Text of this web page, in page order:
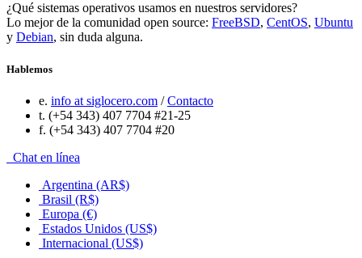
¿Qué sistemas operativos usamos en nuestros servidores?
Lo mejor de la comunidad open source: FreeBSD, CentOS, Ubuntu
y Debian, sin duda alguna.
Hablemos
e. info at siglocero.com /Contacto
t. (+54 343) 407 7704 #21-25
f. (+54 343) 407 7704 #20
Chat en línea
Argentina (AR$)
Brasil (R$)
Europa (€)
Estados Unidos (US$)
Internacional (US$)